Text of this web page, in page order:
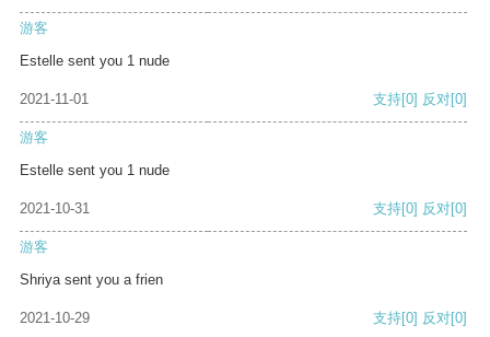
游客
Estelle sent you 1 nude
2021-11-01 支持[0] 反对[0]
游客
Estelle sent you 1 nude
2021-10-31 支持[0] 反对[0]
游客
Shriya sent you a frien
2021-10-29 支持[0] 反对[0]